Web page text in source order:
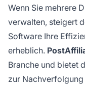
Wenn Sie mehrere
verwalten, steigert
Software Ihre
erheblich.
Branche und bietet
zur